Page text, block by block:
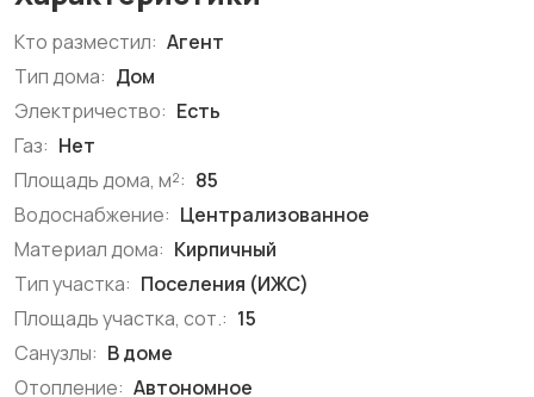
Кто разместил: Агент
Тип дома: Дом
Электричество: Есть
Газ: Нет
Площадь дома, м²: 85
Водоснабжение: Централизованное
Материал дома: Кирпичный
Тип участка: Поселения (ИЖС)
Площадь участка, сот.: 15
Санузлы: В доме
Отопление: Автономное